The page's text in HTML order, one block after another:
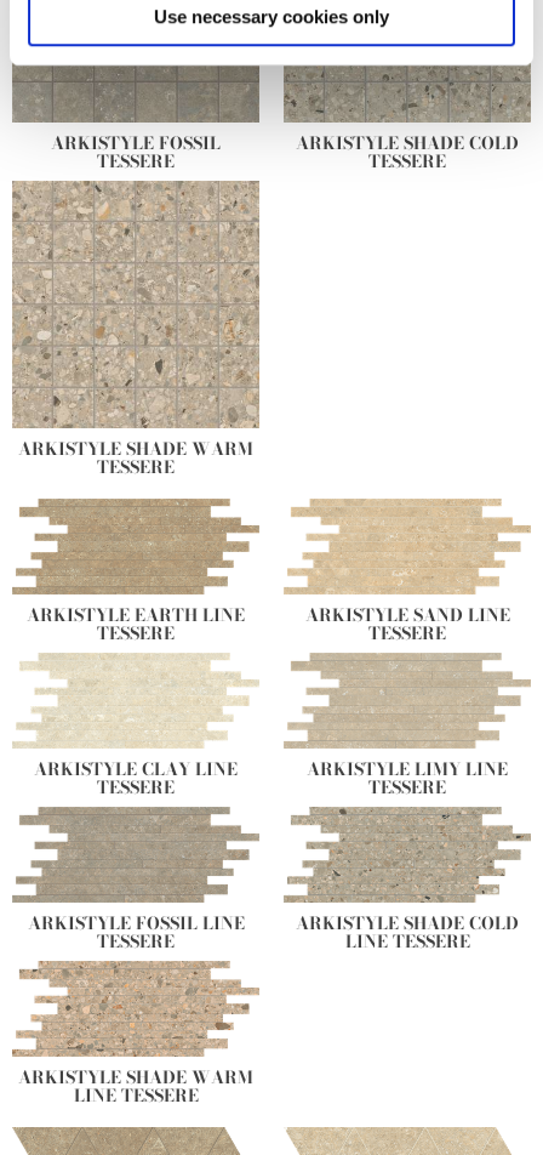
Find out more about how your personal data is processed
and set your preferences in thedetails section.
We use cookies to personalise content and ads, to
provide social media features and to analyse our traffic.
We also share information about your use of our site with
our social media, advertising and analytics partners who
may combine it with other information that you’ve
provided to them or that they’ve collected from your use
of their services.
Use necessary cookies only
ARKISTYLE FOSSIL
TESSERE
ARKISTYLE SHADE COLD
TESSERE
ARKISTYLE SHADE WARM
TESSERE
ARKISTYLE EARTH LINE
TESSERE
ARKISTYLE SAND LINE
TESSERE
ARKISTYLE CLAY LINE
TESSERE
ARKISTYLE LIMY LINE
TESSERE
ARKISTYLE FOSSIL LINE
TESSERE
ARKISTYLE SHADE COLD
LINE TESSERE
ARKISTYLE SHADE WARM
LINE TESSERE